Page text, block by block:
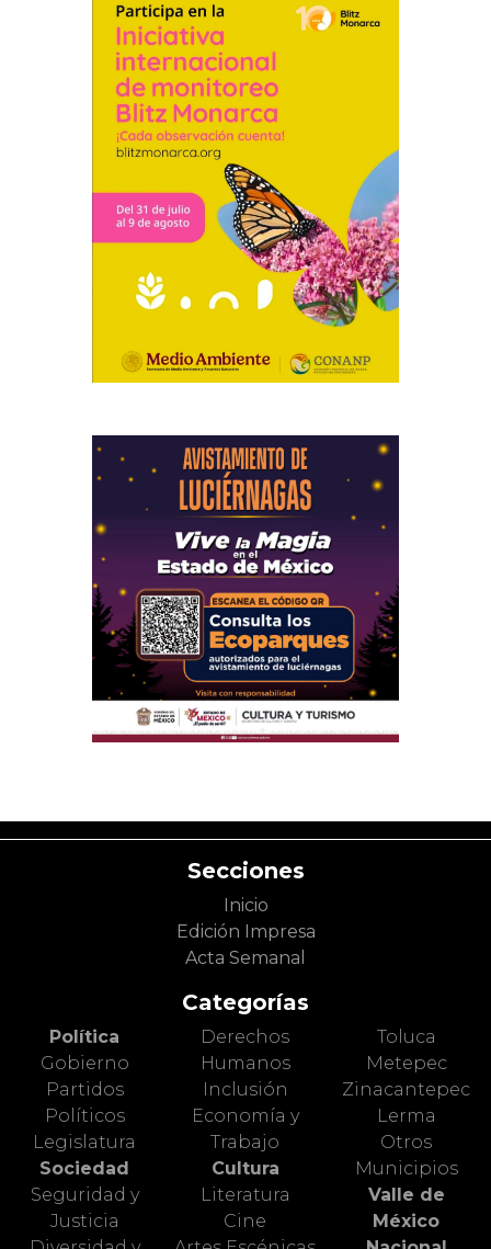
Secciones
Inicio
Edición Impresa
Acta Semanal
Categorías
Política
Gobierno
Partidos
Políticos
Legislatura
Sociedad
Seguridad y
Justicia
Derechos
Humanos
Inclusión
Economía y
Trabajo
Cultura
Literatura
Cine
Toluca
Metepec
Zinacantepec
Lerma
Otros
Municipios
Valle de
México